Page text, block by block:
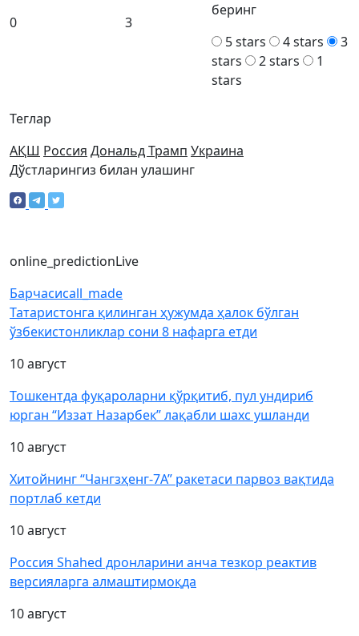
Теглар
АҚШ Россия Дональд Трамп Украина
0
3
беринг
5 stars
4 stars
3
stars
2 stars
1
stars
Дўстларингиз билан улашинг
online_predictionLive
Барчасиcall_made
Татаристонга қилинган ҳужумда ҳалок бўлган
ўзбекистонликлар сони 8 нафарга етди
10 август
Тошкентда фуқароларни қўрқитиб, пул ундириб
юрган “Иззат Назарбек” лақабли шахс ушланди
10 август
Хитойнинг “Чангзҳенг-7А” ракетаси парвоз вақтида
портлаб кетди
10 август
Россия Shahed дронларини анча тезкор реактив
версияларга алмаштирмоқда
10 август